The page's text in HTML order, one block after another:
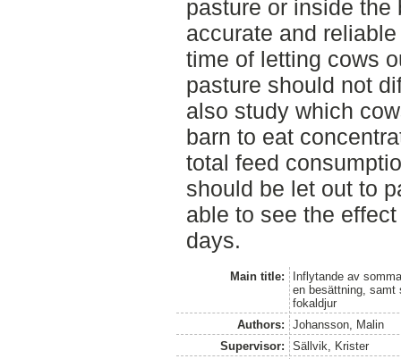
pasture or inside the
accurate and
time of letting cows
pasture should not
also study which
barn to eat
total feed
should be let out to
able to see the
days.
Main title:
Inflytande av
en besättning, samt
fokaldjur
Authors:
Johansson, Malin
Supervisor:
Sällvik, Krister